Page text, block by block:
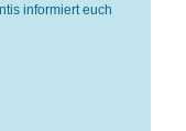
informiert euch